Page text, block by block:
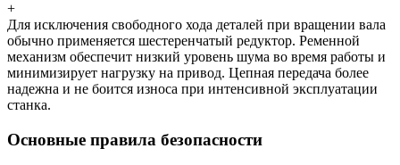
+
Для исключения свободного хода деталей при вращении вала
обычно применяется шестеренчатый редуктор. Ременной
механизм обеспечит низкий уровень шума во время работы и
минимизирует нагрузку на привод. Цепная передача более
надежна и не боится износа при интенсивной эксплуатации
станка.
Основные правила безопасности